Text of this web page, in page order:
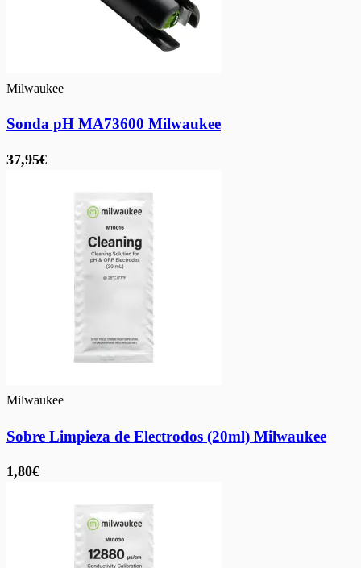
Milwaukee
Sonda pH MA73600 Milwaukee
37,95€
Milwaukee
Sobre Limpieza de Electrodos (20ml) Milwaukee
1,80€